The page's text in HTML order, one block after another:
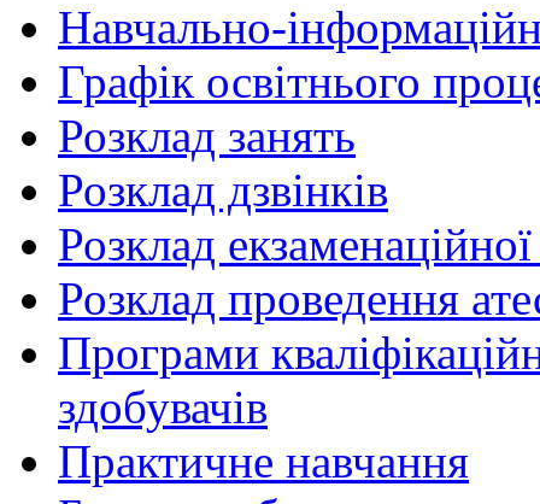
Навчально-
Графік освітнього
Розклад занять
Розклад дзвінків
Розклад екзаменаційної
Розклад проведення
Програми
здобувачів
Практичне навчання